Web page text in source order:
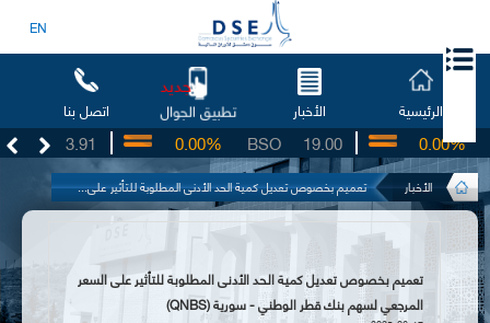
EN
الرئيسية الأخبار تطبيق الجوال
جديد
اتصل بنا
3.91
UG 19.00
BSO
0.00% 0.00%
الأخبار تعميم بخصوص تعديل كمية الحد الأدنى المطلوبة للتأثير على...
تعميم بخصوص تعديل كمية الحد الأدنى المطلوبة للتأثير على السعر
المرجعي لسهم بنك قطر الوطني - سورية (QNBS)